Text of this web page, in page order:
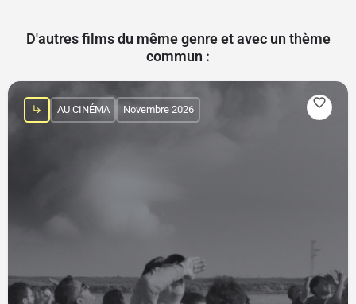
D'autres films du même genre et avec un thème
commun :
AU CINÉMA Novembre 2026